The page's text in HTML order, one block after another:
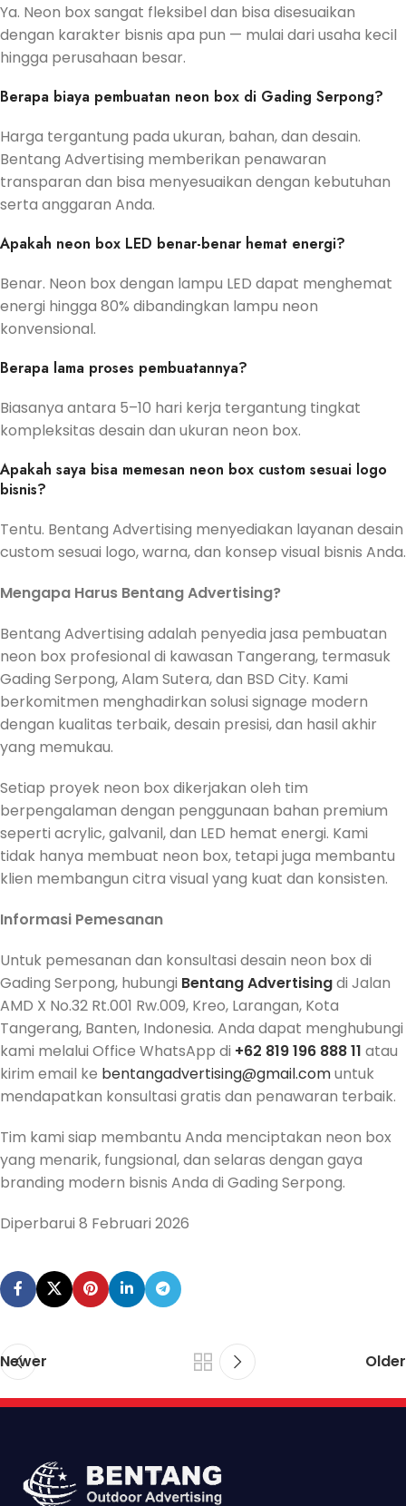
Ya. Neon box sangat fleksibel dan bisa disesuaikan
dengan karakter bisnis apa pun — mulai dari usaha kecil
hingga perusahaan besar.
Berapa biaya pembuatan neon box di Gading Serpong?
Harga tergantung pada ukuran, bahan, dan desain.
Bentang Advertising memberikan penawaran
transparan dan bisa menyesuaikan dengan kebutuhan
serta anggaran Anda.
Apakah neon box LED benar-benar hemat energi?
Benar. Neon box dengan lampu LED dapat menghemat
energi hingga 80% dibandingkan lampu neon
konvensional.
Berapa lama proses pembuatannya?
Biasanya antara 5–10 hari kerja tergantung tingkat
kompleksitas desain dan ukuran neon box.
Apakah saya bisa memesan neon box custom sesuai logo
bisnis?
Tentu. Bentang Advertising menyediakan layanan desain
custom sesuai logo, warna, dan konsep visual bisnis Anda.
Mengapa Harus Bentang Advertising?
Bentang Advertising adalah penyedia jasa pembuatan
neon box profesional di kawasan Tangerang, termasuk
Gading Serpong, Alam Sutera, dan BSD City. Kami
berkomitmen menghadirkan solusi signage modern
dengan kualitas terbaik, desain presisi, dan hasil akhir
yang memukau.
Setiap proyek neon box dikerjakan oleh tim
berpengalaman dengan penggunaan bahan premium
seperti acrylic, galvanil, dan LED hemat energi. Kami
tidak hanya membuat neon box, tetapi juga membantu
klien membangun citra visual yang kuat dan konsisten.
Informasi Pemesanan
Untuk pemesanan dan konsultasi desain neon box di
Gading Serpong, hubungi Bentang Advertisingdi Jalan
AMD X No.32 Rt.001 Rw.009, Kreo, Larangan, Kota
Tangerang, Banten, Indonesia. Anda dapat menghubungi
kami melalui Office WhatsApp di +62 819 196 888 11 atau
kirim email ke bentangadvertising@gmail.comuntuk
mendapatkan konsultasi gratis dan penawaran terbaik.
Tim kami siap membantu Anda menciptakan neon box
yang menarik, fungsional, dan selaras dengan gaya
branding modern bisnis Anda di Gading Serpong.
Diperbarui 8 Februari 2026
Newer Older